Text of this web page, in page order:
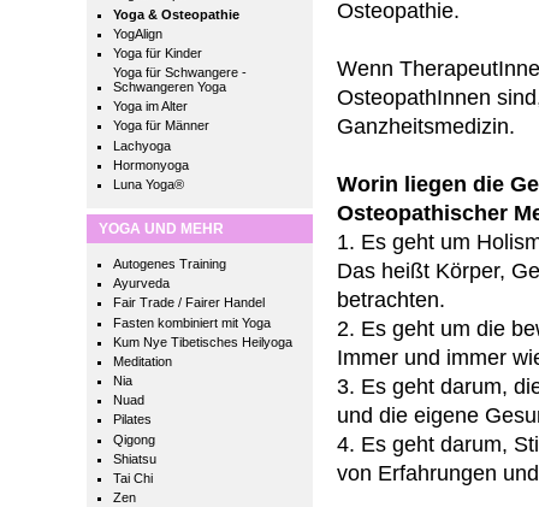
Yoga & Osteopathie
YogAlign
Yoga für Kinder
Yoga für Schwangere -
Schwangeren Yoga
Yoga im Alter
Yoga für Männer
Lachyoga
Hormonyoga
Luna Yoga®
YOGA UND MEHR
Autogenes Training
Ayurveda
Fair Trade / Fairer Handel
Fasten kombiniert mit Yoga
Kum Nye Tibetisches Heilyoga
Meditation
Nia
Nuad
Pilates
Qigong
Shiatsu
Tai Chi
Zen
Osteopathie.
Wenn
OsteopathInnen
Ganzheitsmedizin.
Worin liegen die
Osteopathischer
1. Es geht um
Das heißt Körper,
betrachten.
2. Es geht um die
Immer und immer
3. Es geht darum,
und die eigene
4. Es geht darum,
von Erfahrungen